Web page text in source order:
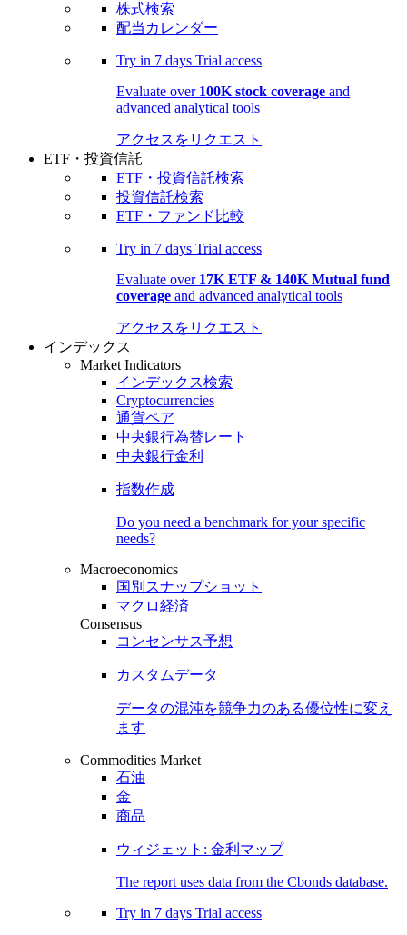
株式検索
配当カレンダー
Try in 7 days Trial access
Evaluate over 100K stock coverage and
advanced analytical tools
アクセスをリクエスト
ETF・投資信託
ETF・投資信託検索
投資信託検索
ETF・ファンド比較
Try in 7 days Trial access
Evaluate over 17K ETF & 140K Mutual fund
coverage and advanced analytical tools
アクセスをリクエスト
インデックス
Market Indicators
インデックス検索
Cryptocurrencies
通貨ペア
中央銀行為替レート
中央銀行金利
指数作成
Do you need a benchmark for your specific
needs?
Macroeconomics
国別スナップショット
マクロ経済
Consensus
コンセンサス予想
カスタムデータ
データの混沌を競争力のある優位性に変え
ます
Commodities Market
石油
金
商品
ウィジェット: 金利マップ
The report uses data from the Cbonds database.
Try in 7 days Trial access